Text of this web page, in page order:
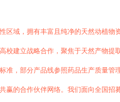
区域，拥有丰富且纯净的天然动植物
校建立战略合作，聚焦于天然产物提
准，部分产品线参照药品生产质量管
赢的合作伙伴网络。我们面向全国招